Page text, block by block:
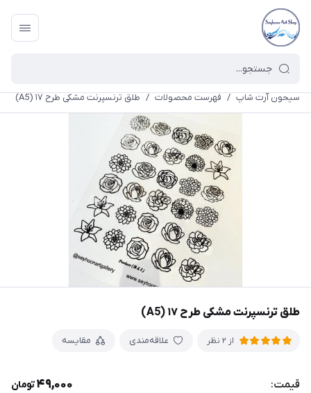
سیحون آرت شاپ / فهرست محصولات / طلق ترنسپرنت مشکی طرح ۱۷ (A5)
طلق ترنسپرنت مشکی طرح ۱۷ (A5)
از 2 نظر علاقه‌مندی مقایسه
قیمت: 49,000تومان